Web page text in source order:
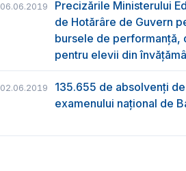
06.06.2019
Precizările Ministerului
de Hotărâre de Guvern
bursele de performanță,
pentru elevii din
02.06.2019
135.655 de absolvenţi
examenului naţional de